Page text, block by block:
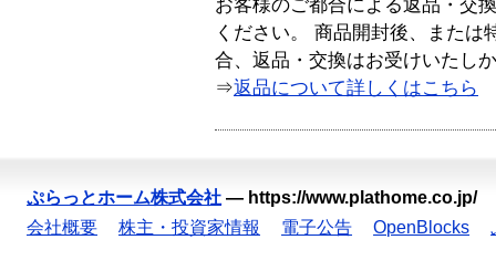
お客様のご都合による返品・交
ください。 商品開封後、または
合、返品・交換はお受けいたし
⇒返品について詳しくはこちら
ぷらっとホーム株式会社 — https://www.plathome.co.jp/
会社概要
株主・投資家情報 電子公告 OpenBlocks